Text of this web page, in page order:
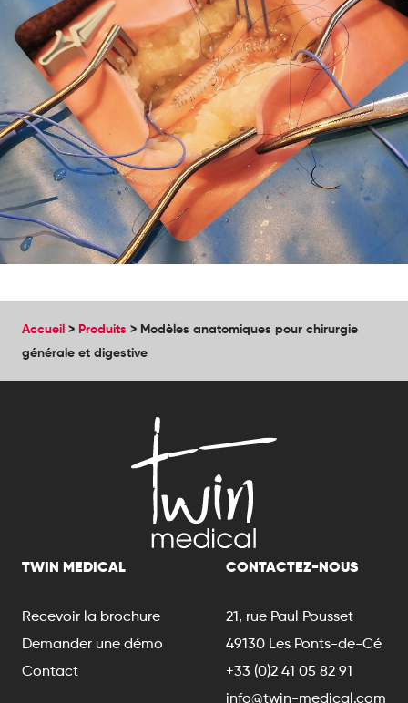
Accueil > Produits > Modèles anatomiques pour chirurgie
générale et digestive
TWIN MEDICAL
Recevoir la brochure
Demander une démo
Contact
CONTACTEZ-NOUS
21, rue Paul Pousset
49130 Les Ponts-de-Cé
+33 (0)2 41 05 82 91
info@twin-medical.com